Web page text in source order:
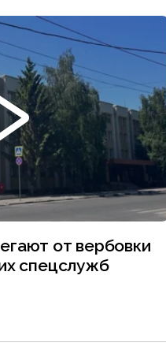
от вербовки
спецслужб